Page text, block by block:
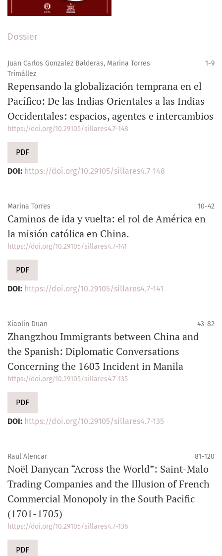
Dossier
Juan Carlos Gonzalez Balderas, Marina Torres
Trimállez
1-9
Repensando la globalización temprana en el
Pacífico: De las Indias Orientales a las Indias
Occidentales: espacios, agentes e intercambios
https://doi.org/10.29105/sillares4.7-148
PDF
DOI: https://doi.org/10.29105/sillares4.7-148
Marina Torres 10-42
Caminos de ida y vuelta: el rol de América en
la misión católica en China.
https://doi.org/10.29105/sillares4.7-141
PDF
DOI: https://doi.org/10.29105/sillares4.7-141
Xiaolin Duan 43-82
Zhangzhou Immigrants between China and
the Spanish: Diplomatic Conversations
Concerning the 1603 Incident in Manila
https://doi.org/10.29105/sillares4.7-135
PDF
DOI: https://doi.org/10.29105/sillares4.7-135
Raul Alencar 81-120
Noël Danycan “Across the World”: Saint-Malo
Trading Companies and the Illusion of French
Commercial Monopoly in the South Pacific
(1701-1705)
https://doi.org/10.29105/sillares4.7-136
PDF